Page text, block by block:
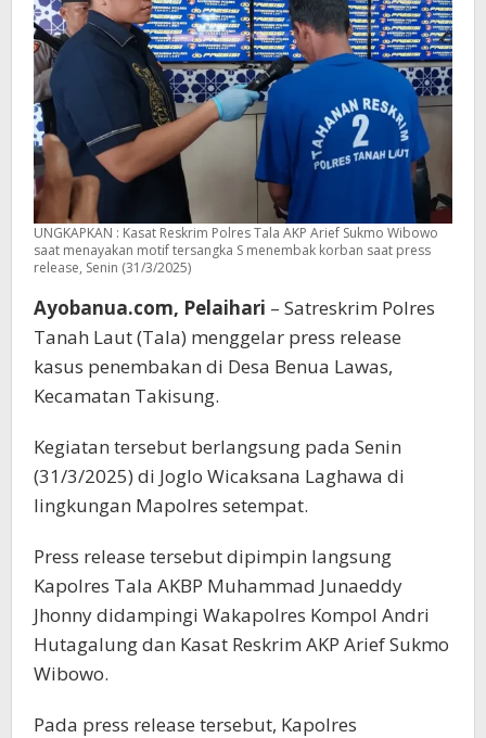
UNGKAPKAN : Kasat Reskrim Polres Tala AKP Arief Sukmo Wibowo
saat menayakan motif tersangka S menembak korban saat press
release, Senin (31/3/2025)
Ayobanua.com, Pelaihari – Satreskrim Polres
Tanah Laut (Tala) menggelar press release
kasus penembakan di Desa Benua Lawas,
Kecamatan Takisung.
Kegiatan tersebut berlangsung pada Senin
(31/3/2025) di Joglo Wicaksana Laghawa di
lingkungan Mapolres setempat.
Press release tersebut dipimpin langsung
Kapolres Tala AKBP Muhammad Junaeddy
Jhonny didampingi Wakapolres Kompol Andri
Hutagalung dan Kasat Reskrim AKP Arief Sukmo
Wibowo.
Pada press release tersebut, Kapolres